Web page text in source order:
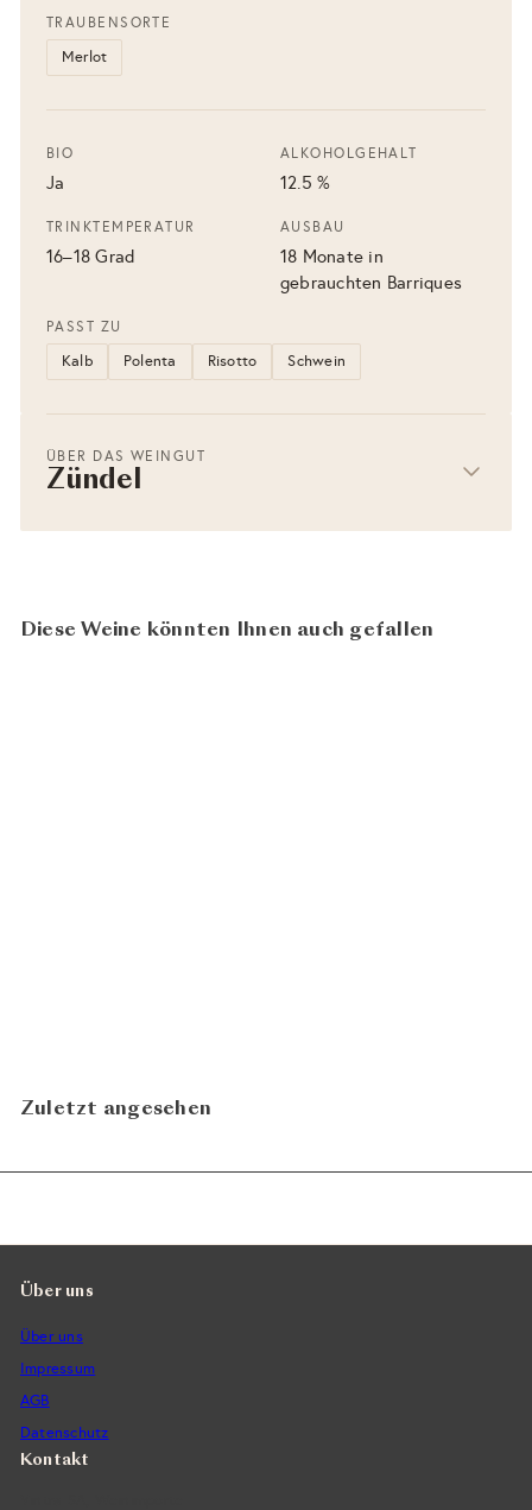
TRAUBENSORTE
Merlot
BIO
Ja
ALKOHOLGEHALT
12.5 %
TRINKTEMPERATUR
16–18 Grad
AUSBAU
18 Monate in
gebrauchten Barriques
PASST ZU
Kalb Polenta Risotto Schwein
ÜBER DAS WEINGUT
Zündel
Diese Weine könnten Ihnen auch gefallen
Zuletzt angesehen
Über uns
Über uns
Impressum
AGB
Datenschutz
Kontakt